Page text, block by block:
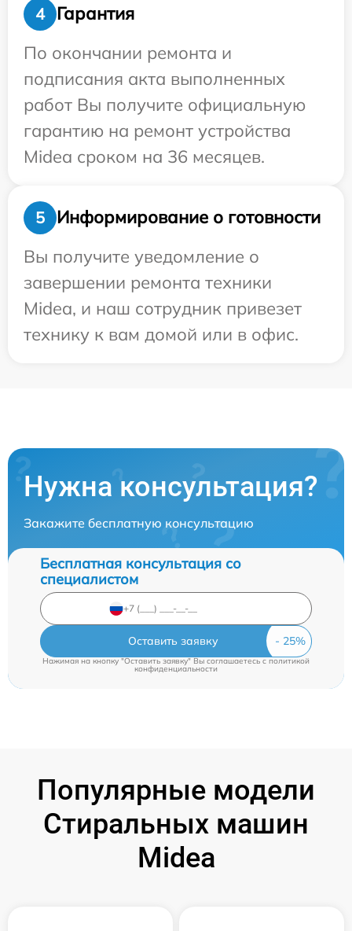
4
Гарантия
По окончании ремонта и
подписания акта выполненных
работ Вы получите официальную
гарантию на ремонт устройства
Midea сроком на 36 месяцев.
5
Информирование о готовности
Вы получите уведомление о
завершении ремонта техники
Midea, и наш сотрудник привезет
технику к вам домой или в офис.
Нужна консультация?
Закажите бесплатную консультацию
Бесплатная консультация со
специалистом
Оставить заявку
Нажимая на кнопку "Оставить заявку" Вы соглашаетесь cполитикой
конфиденциальности
Популярные модели
Стиральных машин
Midea